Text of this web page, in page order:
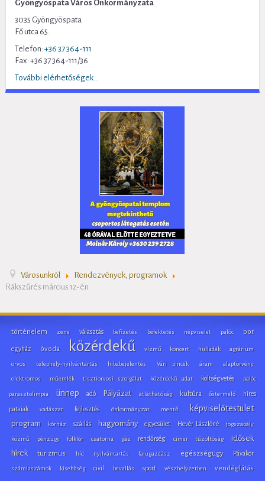
Gyöngyöspata Város Önkormányzata
3035 Gyöngyöspata
Fő utca 65.
Telefon: +36 37 364-111
Fax: +36 37 364-111/36
További elérhetőségek...
Városunkról
Rendezvények, programok
Rákszűrés március 12-én
történelem zene választás befizetés befektetés népviselet palóc bor
egyház óvoda közérdekű vízmű koncert hulladék agrárium
orvos telephely-nyilvántartás hibabejelentés Vári pincék áram alaptörvény
elektromos műemlék tisztiorvosi szolgálat közérdekű adat költségvetés palóc
parasztolimpia ünnep adó Pályázat átláthatóság kultúra őstermelő híres
pataiak vadászat fejlesztés önkormányzat mentő képviselőtestület
program kórház szállás hagyomány egyesület Hevér Lászlóné jogszabály
közmű pénzügy folklór csatorna gáz rendőrség címer tűzoltóság
idősek
hírek
turizmus híd nyilvántartás falugazdász egészségügy Pávakör
számlaszámok kisebbség civil bevallás sport vészhelyzetben vendéglátás